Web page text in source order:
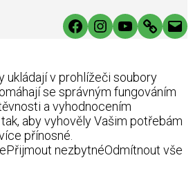
Facebook
Instagram
YouTube
Link
ukládají v prohlížeči soubory
se správným fungováním
a vyhodnocením
aby vyhověly Vašim potřebám
přínosné.
Přijmout nezbytnéOdmítnout vše